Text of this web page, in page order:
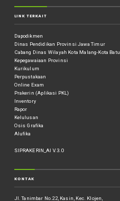
LINK TERKAIT
Dapodikmen
Dinas Pendidikan Provinsi Jawa Timur
Cabang Dinas Wilayah Kota Malang-Kota Batu
Kepegawaiaan Provinsi
Kurikulum
Perpustakaan
Online Exam
Prakerin (Aplikasi PKL)
Inventory
Rapor
Kelulusan
Osis Grafika
Alufika
SIPRAKERIN_AI V.3.0
KONTAK
Jl. Tanimbar No.22, Kasin, Kec. Klojen,